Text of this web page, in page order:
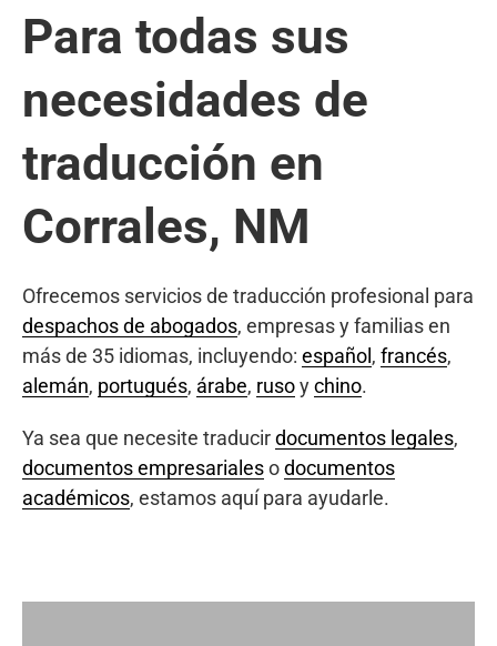
Para todas sus
necesidades de
traducción en
Corrales, NM
Ofrecemos servicios de traducción profesional para
despachos de abogados, empresas y familias en
más de 35 idiomas, incluyendo: español , francés,
alemán, portugués, árabe, rusoychino.
Ya sea que necesite traducirdocumentos legales,
documentos empresarialesodocumentos
académicos, estamos aquí para ayudarle.